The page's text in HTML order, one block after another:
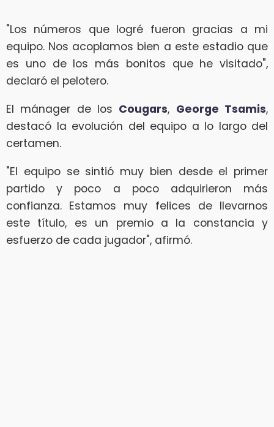
"Los números que logré fueron gracias a mi
equipo. Nos acoplamos bien a este estadio que
es uno de los más bonitos que he visitado",
declaró el pelotero.
El mánager de los Cougars, George Tsamis,
destacó la evolución del equipo a lo largo del
certamen.
"El equipo se sintió muy bien desde el primer
partido y poco a poco adquirieron más
confianza. Estamos muy felices de llevarnos
este título, es un premio a la constancia y
esfuerzo de cada jugador", afirmó.